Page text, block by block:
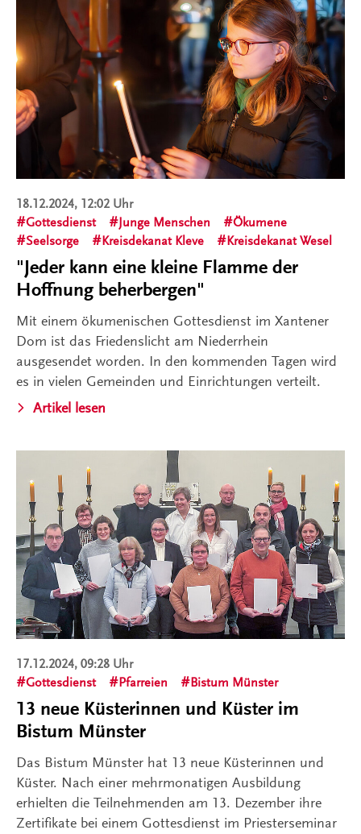
18.12.2024, 12:02 Uhr
Gottesdienst
Junge Menschen
Ökumene
Seelsorge
Kreisdekanat Kleve Kreisdekanat Wesel
"Jeder kann eine kleine Flamme der
Hoffnung beherbergen"
Mit einem ökumenischen Gottesdienst im Xantener
Dom ist das Friedenslicht am Niederrhein
ausgesendet worden. In den kommenden Tagen wird
es in vielen Gemeinden und Einrichtungen verteilt.
Artikel lesen
17.12.2024, 09:28 Uhr
Gottesdienst
Pfarreien Bistum Münster
13 neue Küsterinnen und Küster im
Bistum Münster
Das Bistum Münster hat 13 neue Küsterinnen und
Küster. Nach einer mehrmonatigen Ausbildung
erhielten die Teilnehmenden am 13. Dezember ihre
Zertifikate bei einem Gottesdienst im Priesterseminar